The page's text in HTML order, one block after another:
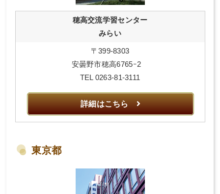
穂高交流学習センター
みらい
〒399-8303
安曇野市穂高6765ｰ2
TEL 0263-81-3111
詳細はこちら
東京都